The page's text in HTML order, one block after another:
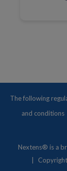
The following
and conditions
Nextens® is a
Copyright